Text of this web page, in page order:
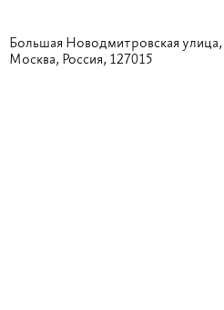
Большая Новодмитровская улица,
Москва, Россия, 127015